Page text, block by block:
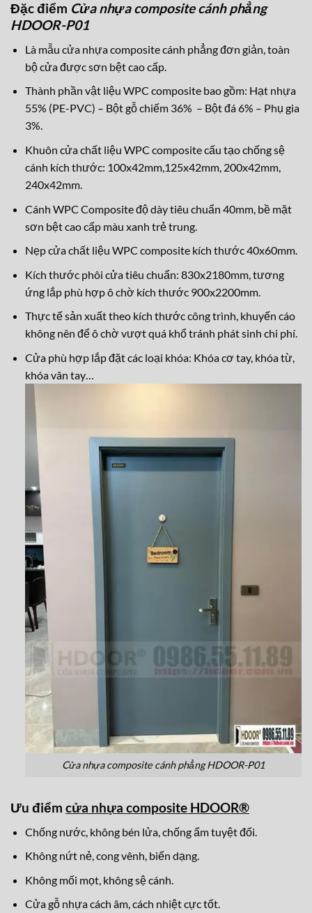
Đặc điểm Cửa nhựa composite cánh phẳng
HDOOR-P01
Là mẫu cửa nhựa composite cánh phẳng đơn giản, toàn
bộ cửa được sơn bệt cao cấp.
Thành phần vật liệu WPC composite bao gồm: Hạt nhựa
55% (PE-PVC) – Bột gỗ chiếm 36% – Bột đá 6% – Phụ gia
3%.
Khuôn cửa chất liệu WPC composite cấu tạo chống sệ
cánh kích thước: 100x42mm,125x42mm, 200x42mm,
240x42mm.
Cánh WPC Composite độ dày tiêu chuẩn 40mm, bề mặt
sơn bệt cao cấp màu xanh trẻ trung.
Nẹp cửa chất liệu WPC composite kích thước 40x60mm.
Kích thước phôi cửa tiêu chuẩn: 830x2180mm, tương
ứng lắp phù hợp ô chờ kích thước 900x2200mm.
Thực tế sản xuất theo kích thước công trình, khuyến cáo
không nên để ô chờ vượt quá khổ tránh phát sinh chi phí.
Cửa phù hợp lắp đặt các loại khóa: Khóa cơ tay, khóa từ,
khóa vân tay…
Cửa nhựa composite cánh phẳng HDOOR-P01
Ưu điểm cửa nhựa composite HDOOR®
Chống nước, không bén lửa, chống ẩm tuyệt đối.
Không nứt nẻ, cong vênh, biến dạng.
Không mối mọt, không sệ cánh.
Cửa gỗ nhựa cách âm, cách nhiệt cực tốt.